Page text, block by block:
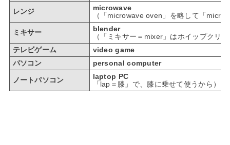
レンジ
microwave
（「microwave oven」を略して「
ミキサー
blender
（「ミキサー＝mixer」はホイップクリ
テレビゲーム
video game
パソコン
personal computer
ノートパソコン
laptop PC
「lap＝膝」で、膝に乗せて使うから）